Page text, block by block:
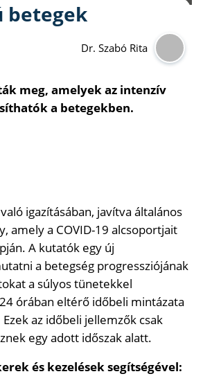
betegek
Dr. Szabó Rita
meg, amelyek az intenzív
a betegekben.
igazításában, javítva általános
amely a COVID-19 alcsoportjait
A kutatók egy új
a betegség progressziójának
a súlyos tünetekkel
órában eltérő időbeli mintázata
az időbeli jellemzők csak
egy adott időszak alatt.
és kezelések segítségével: